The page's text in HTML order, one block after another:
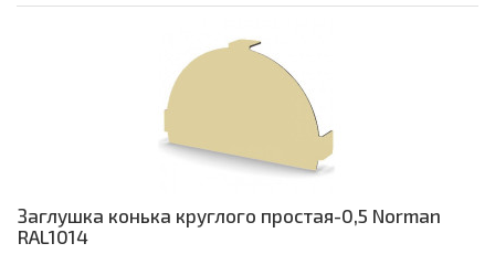
Заглушка конька круглого простая-0,5 Norman
RAL1014